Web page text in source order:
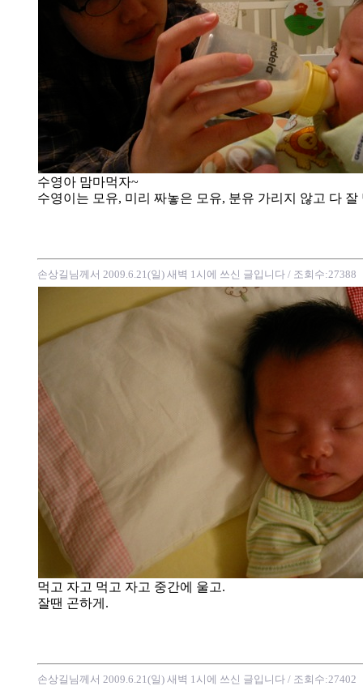
수영아 맘마먹자~
수영이는 모유, 미리 짜놓은 모유, 분유 가리지 않고 다 잘
손상길님께서 2009.6.21(일) 새벽 1시에 쓰신 글입니다 / 조회수:27388
먹고 자고 먹고 자고 중간에 울고.
잘땐 곤하게.
손상길님께서 2009.6.21(일) 새벽 1시에 쓰신 글입니다 / 조회수:27402